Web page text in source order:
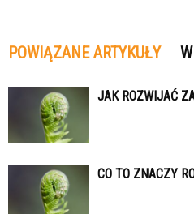
POWIĄZANE ARTYKUŁY
JAK ROZWIJAĆ
CO TO ZNACZY